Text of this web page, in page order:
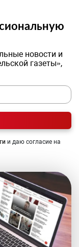
новости и
газеты»,
и даю согласие на